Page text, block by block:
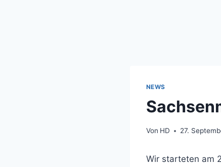
NEWS
Von HD 27.
Wir starteten am